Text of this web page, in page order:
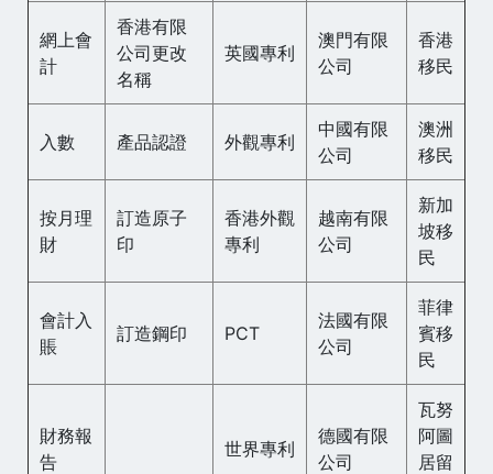
網上會
計
香港有限
公司更改
名稱
英國專利
澳門有限
公司
香港
移民
入數 產品認證 外觀專利
中國有限
公司
澳洲
移民
按月理
財
訂造原子
印
香港外觀
專利
越南有限
公司
新加
坡移
民
會計入
賬
訂造鋼印 PCT
法國有限
公司
菲律
賓移
民
財務報
告
世界專利
德國有限
公司
瓦努
阿圖
居留